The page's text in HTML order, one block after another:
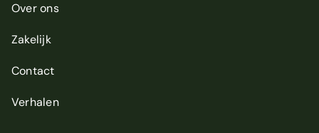
Over ons
Zakelijk
Contact
Verhalen